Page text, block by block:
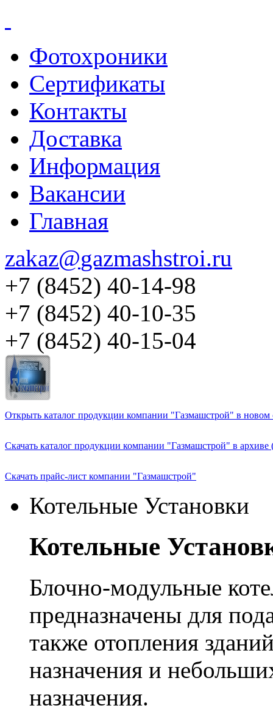
Фотохроники
Сертификаты
Контакты
Доставка
Информация
Вакансии
Главная
zakaz@gazmashstroi.ru
+7 (8452) 40-14-98
+7 (8452) 40-10-35
+7 (8452) 40-15-04
Открыть каталог продукции компании "Газмашстрой" в
Скачать каталог продукции компании "Газмашстрой" в архиве
Скачать прайс-лист компании "Газмашстрой"
Котельные Установки
Котельные
Блочно-модульные
предназначены для
также отопления
назначения и
назначения.